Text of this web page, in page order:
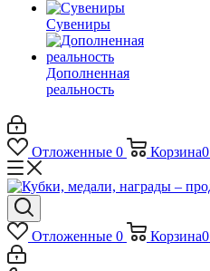
Сувениры
Дополненная
реальность
Отложенные 0 Корзина0
Отложенные 0 Корзина0